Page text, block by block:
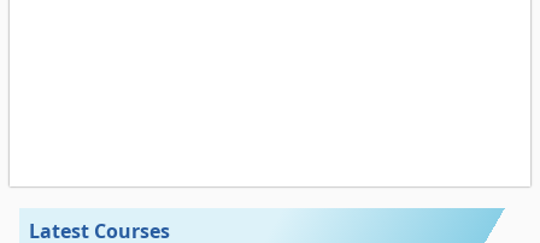
Latest Courses